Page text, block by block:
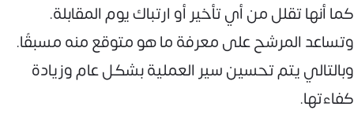
كما أنها تقلل من أي تأخير أو ارتباك يوم المقابلة.
وتساعد المرشح على معرفة ما هو متوقع منه مسبقًا.
وبالتالي يتم تحسين سير العملية بشكل عام وزيادة
كفاءتها.